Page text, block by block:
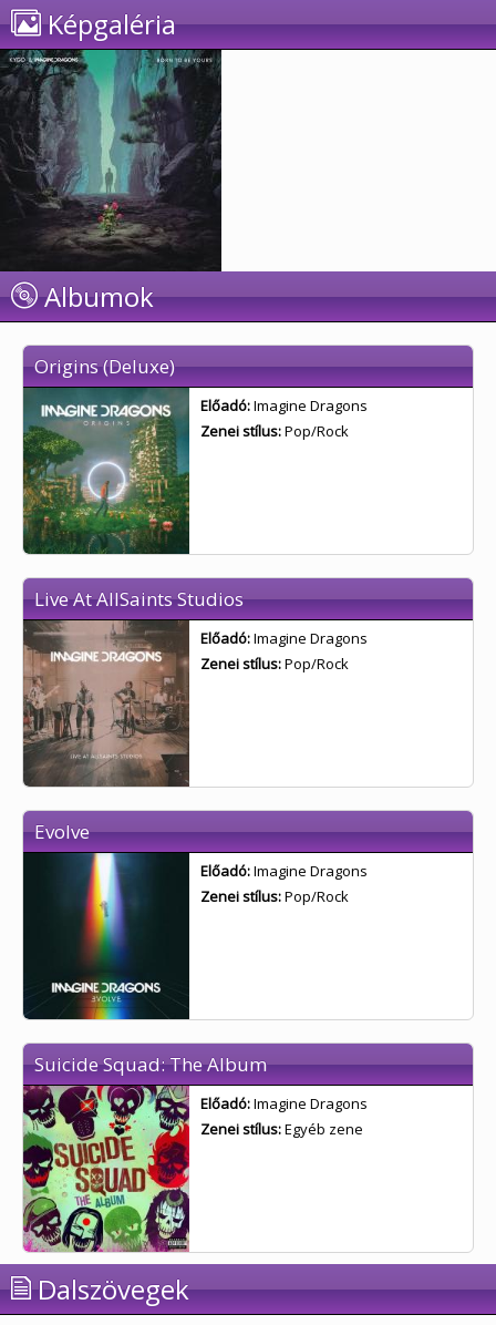
Képgaléria
Albumok
Origins (Deluxe)
Előadó:Imagine Dragons
Zenei stílus:Pop/Rock
Live At AllSaints Studios
Előadó:Imagine Dragons
Zenei stílus:Pop/Rock
Evolve
Előadó:Imagine Dragons
Zenei stílus:Pop/Rock
Suicide Squad: The Album
Előadó:Imagine Dragons
Zenei stílus:Egyéb zene
Dalszövegek